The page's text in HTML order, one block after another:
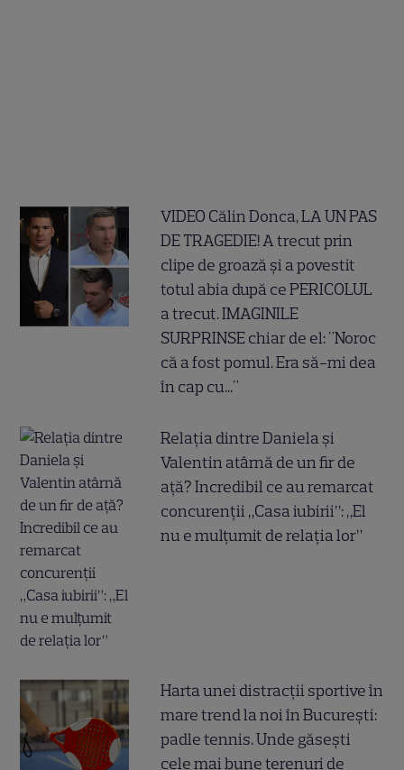
VIDEO Călin Donca, LA UN PAS
DE TRAGEDIE! A trecut prin
clipe de groază și a povestit
totul abia după ce PERICOLUL
a trecut. IMAGINILE
SURPRINSE chiar de el: "Noroc
că a fost pomul. Era să-mi dea
în cap cu..."
Relația dintre Daniela și
Valentin atârnă de un fir de
ață? Incredibil ce au remarcat
concurenții „Casa iubirii”: „El
nu e mulțumit de relația lor”
Harta unei distracții sportive în
mare trend la noi în București:
padle tennis. Unde găsești
cele mai bune terenuri de